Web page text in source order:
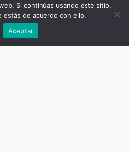
Si continúas usando este sitio,
estás de acuerdo con ello.
Aceptar